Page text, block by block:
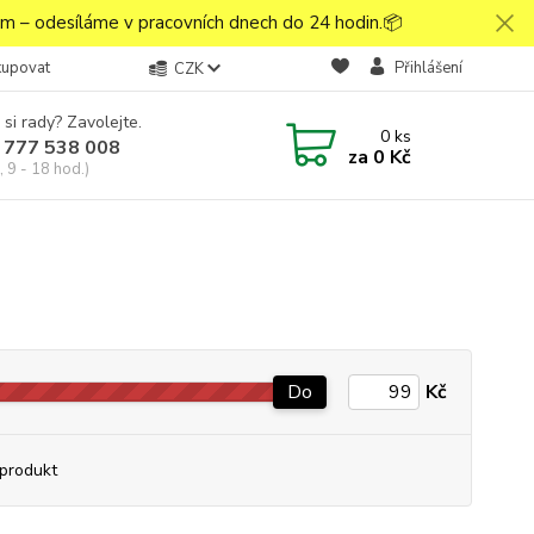
– odesíláme v pracovních dnech do 24 hodin.📦
CZK Přihlášení
rady? Zavolejte.
538 008
9 - 18 hod.)
0ks
za 0 Kč
Do Kč